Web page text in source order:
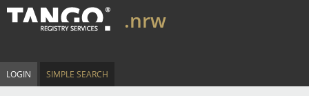
.nrw
LOGIN SIMPLE SEARCH